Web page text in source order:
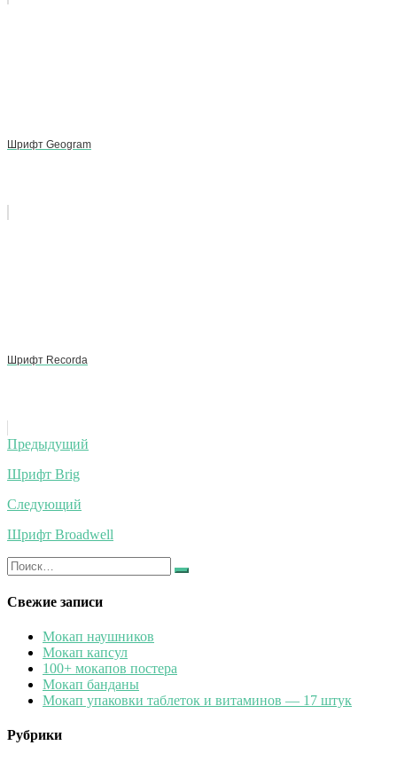
Шрифт Geogram
Шрифт Recorda
Навигация
по
записям
Предыдущий
Шрифт Brig
Следующий
Шрифт Broadwell
Искать:
Найти
Свежие записи
Мокап наушников
Мокап капсул
100+ мокапов постера
Мокап банданы
Мокап упаковки таблеток и витаминов — 17 штук
Рубрики